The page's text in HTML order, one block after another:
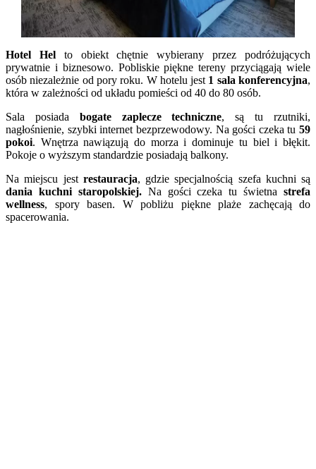
Hotel Helto obiekt chętnie wybierany przez podróżujących
prywatnie i biznesowo. Pobliskie piękne tereny przyciągają wiele
osób niezależnie od pory roku. W hotelu jest 1 sala konferencyjna,
która w zależności od układu pomieści od 40 do 80 osób.
Sala posiada bogate zaplecze techniczne, są tu rzutniki,
nagłośnienie, szybki internet bezprzewodowy. Na gości czeka tu 59
pokoi. Wnętrza nawiązują do morza i dominuje tu biel i błękit.
Pokoje o wyższym standardzie posiadają balkony.
Na miejscu jestrestauracja, gdzie specjalnością szefa kuchni są
dania kuchni staropolskiej.Na gości czeka tu świetna strefa
wellness, spory basen. W pobliżu piękne plaże zachęcają do
spacerowania.